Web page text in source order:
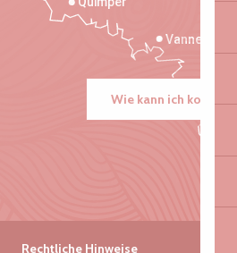
Vannes
Wie kann ich kommen?
Rechtliche Hinweise